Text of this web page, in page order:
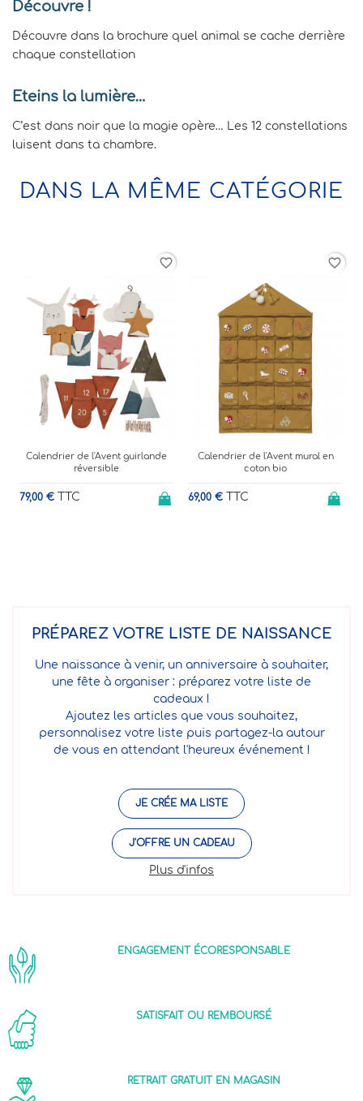
Découvre !
Découvre dans la brochure quel animal se cache derrière
chaque constellation
Eteins la lumière…
C’est dans noir que la magie opère… Les 12 constellations
luisent dans ta chambre.
DANS LA MÊME CATÉGORIE
Calendrier de l'Avent guirlande
réversible
79,00 €TTC
favorite_border
Calendrier de l'Avent mural en
coton bio
69,00 € TTC
favorite_border
PRÉPAREZ VOTRE LISTE DE NAISSANCE
Une naissance à venir, un anniversaire à souhaiter,
une fête à organiser : préparez votre liste de
cadeaux !
Ajoutez les articles que vous souhaitez,
personnalisez votre liste puis partagez-la autour
de vous en attendant l'heureux événement !
JE CRÉE MA LISTE
J'OFFRE UN CADEAU
Plus d'infos
ENGAGEMENT ÉCORESPONSABLE
SATISFAIT OU REMBOURSÉ
RETRAIT GRATUIT EN MAGASIN